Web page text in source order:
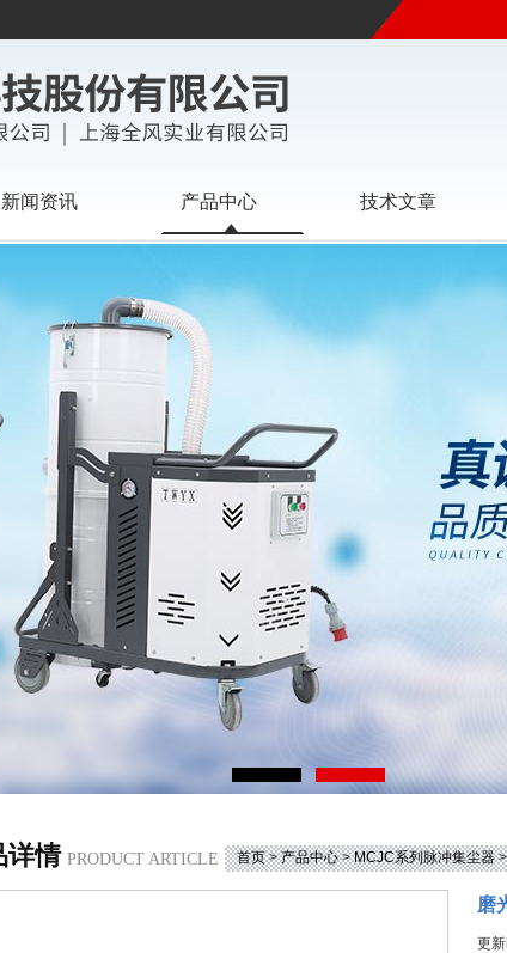
新闻资讯 产品中心 技术文章
详情 PRODUCT ARTICLE 首页>产品中心>MCJC系列脉冲集尘器
磨
更